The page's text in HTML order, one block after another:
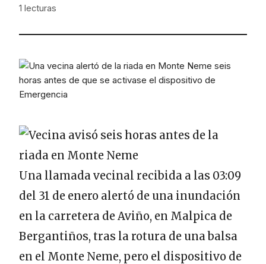
1 lecturas
Una llamada vecinal recibida a las 03:09
del 31 de enero alertó de una inundación
en la carretera de Aviño, en Malpica de
Bergantiños, tras la rotura de una balsa
en el Monte Neme, pero el dispositivo de